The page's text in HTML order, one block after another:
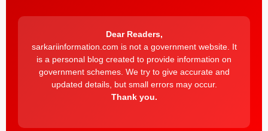
Dear Readers,
sarkariinformation.com is not a government website. It
is a personal blog created to provide information on
government schemes. We try to give accurate and
updated details, but small errors may occur.
Thank you.